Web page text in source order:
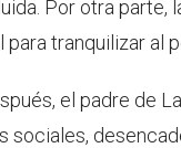
Por otra parte,
tranquilizar al
el padre de
sociales,